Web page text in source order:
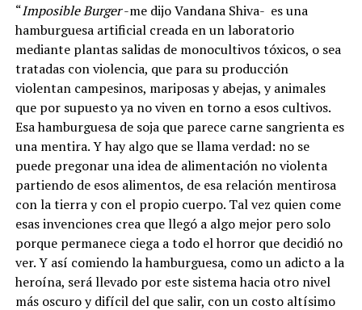
“Imposible Burger-me dijo Vandana Shiva- es una
hamburguesa artificial creada en un laboratorio
mediante plantas salidas de monocultivos tóxicos, o sea
tratadas con violencia, que para su producción
violentan campesinos, mariposas y abejas, y animales
que por supuesto ya no viven en torno a esos cultivos.
Esa hamburguesa de soja que parece carne sangrienta es
una mentira. Y hay algo que se llama verdad: no se
puede pregonar una idea de alimentación no violenta
partiendo de esos alimentos, de esa relación mentirosa
con la tierra y con el propio cuerpo. Tal vez quien come
esas invenciones crea que llegó a algo mejor pero solo
porque permanece ciega a todo el horror que decidió no
ver. Y así comiendo la hamburguesa, como un adicto a la
heroína, será llevado por este sistema hacia otro nivel
más oscuro y difícil del que salir, con un costo altísimo